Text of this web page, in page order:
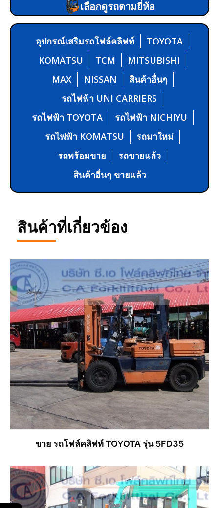
เลือกดูรถตามยี่ห้อ
อุปกรณ์เสริมรถโฟล์คลิฟท์
TOYOTA
KOMATSU
TCM
MITSUBISHI
MAX
NISSAN
สินค้าอื่นๆ
รถไฟฟ้า UNI CARRIERS
รถไฟฟ้า TOYOTA
รถไฟฟ้า NICHIYU
รถไฟฟ้า KOMATSU
รถมาใหม่
รถพร้อมขาย
รถขายแล้ว
สินค้าอื่นๆ ขายแล้ว
สินค้าที่เกี่ยวข้อง
ขาย รถโฟล์คลิฟท์ TOYOTA รุ่น 5FD35
อ่านเพิ่ม